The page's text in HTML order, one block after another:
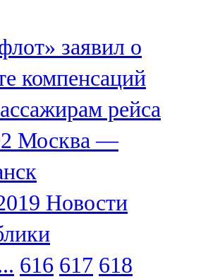
заявил о
компенсаций
рейса
Москва —
Новости
616 617 618